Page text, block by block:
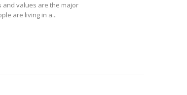
and values are the major
are living in a...